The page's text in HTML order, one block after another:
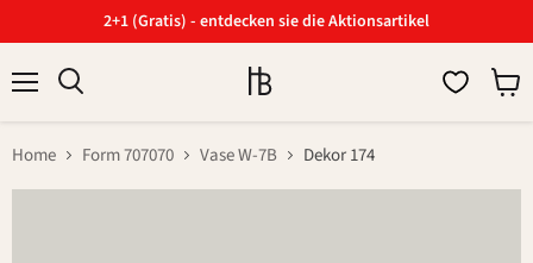
2+1 (Gratis) - entdecken sie die Aktionsartikel
Home Form 707070 Vase W-7B Dekor 174